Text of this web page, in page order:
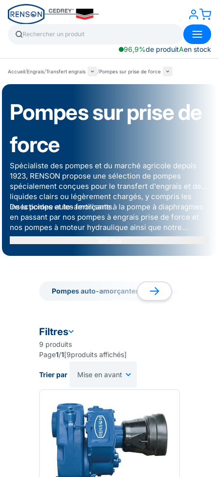
96,9%de produitAen stock
Accueil/Engrais/Transfert engrais /Pompes sur prise de force
Pompes sur prise de
force
Spécialiste des pompes et du marché agricole depuis
1923, RENSON propose une sélection de pompes
spécialement conçues pour le transfert d'engrais et de
liquides clairs ou légèrement chargés, y compris les
insecticides et les fertilisants.
De lapompe auto-amorçanteà la pompe à diaphragmes
en passant par nos pompes à engrais prise de force et
nos pompes à moteur hydraulique ainsi que notre
réputéePompe ANNOVI®, notre large gamme couvre
Pompes auto-amorçantes
Pompes auto-amorçantes
Pompes sur
Pompes sur
Filtres
9 produits
Page1/1[9produits affichés]
Trier par